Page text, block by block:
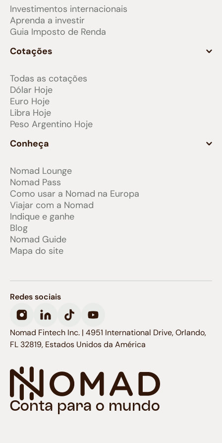
Investimentos internacionais
Aprenda a investir
Guia Imposto de Renda
Cotações
Todas as cotações
Dólar Hoje
Euro Hoje
Libra Hoje
Peso Argentino Hoje
Conheça
Nomad Lounge
Nomad Pass
Como usar a Nomad na Europa
Viajar com a Nomad
Indique e ganhe
Blog
Nomad Guide
Mapa do site
Conta para o mundo
Redes sociais
Nomad Fintech Inc. | 4951 International Drive, Orlando,
FL 32819, Estados Unidos da América